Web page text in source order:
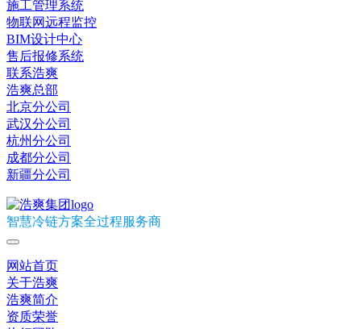
施工管理系统
物联网远程监控
BIM设计中心
售后报修系统
联系浩爽
浩爽总部
北京分公司
武汉分公司
杭州分公司
成都分公司
新疆分公司
智慧冷链方案全过程服务商
网站首页
关于浩爽
浩爽简介
资质荣誉